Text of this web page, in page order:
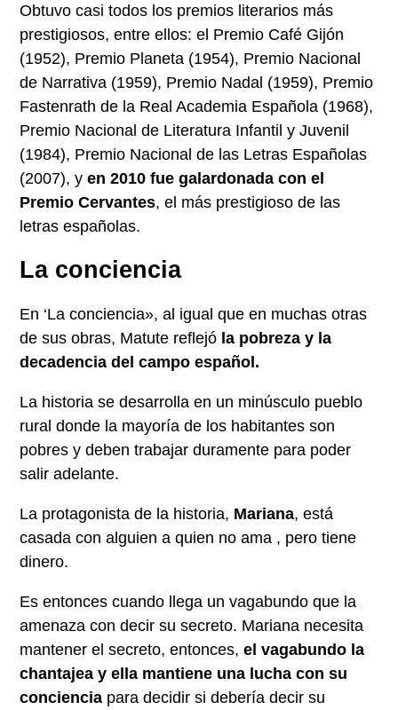
Obtuvo casi todos los premios literarios más
prestigiosos, entre ellos: el Premio Café Gijón
(1952), Premio Planeta (1954), Premio Nacional
de Narrativa (1959), Premio Nadal (1959), Premio
Fastenrath de la Real Academia Española (1968),
Premio Nacional de Literatura Infantil y Juvenil
(1984), Premio Nacional de las Letras Españolas
(2007), yen 2010 fue galardonada con el
Premio Cervantes, el más prestigioso de las
letras españolas.
La conciencia
En ‘La conciencia», al igual que en muchas otras
de sus obras, Matute reflejó la pobreza y la
decadencia del campo español.
La historia se desarrolla en un minúsculo pueblo
rural donde la mayoría de los habitantes son
pobres y deben trabajar duramente para poder
salir adelante.
La protagonista de la historia, Mariana, está
casada con alguien a quien no ama , pero tiene
dinero.
Es entonces cuando llega un vagabundo que la
amenaza con decir su secreto. Mariana necesita
mantener el secreto, entonces,el vagabundo la
chantajea y ella mantiene una lucha con su
conciencia para decidir si debería decir su